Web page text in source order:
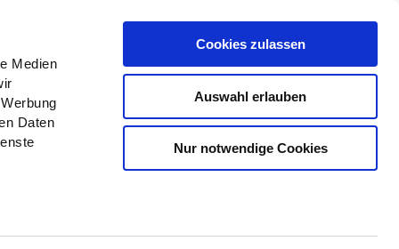
Medien
Daten
Cookies zulassen
Auswahl erlauben
Nur notwendige Cookies
Erlebnisse Buchen